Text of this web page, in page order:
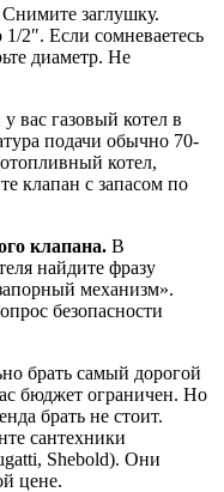
Снимите заглушку.
1/2″. Если сомневаетесь
диаметр. Не
вас газовый котел в
подачи обычно 70-
котел,
клапан с запасом по
клапана. В
найдите фразу
механизм».
безопасности
брать самый дорогой
бюджет ограничен. Но
брать не стоит.
сантехники
Shebold). Они
цене.